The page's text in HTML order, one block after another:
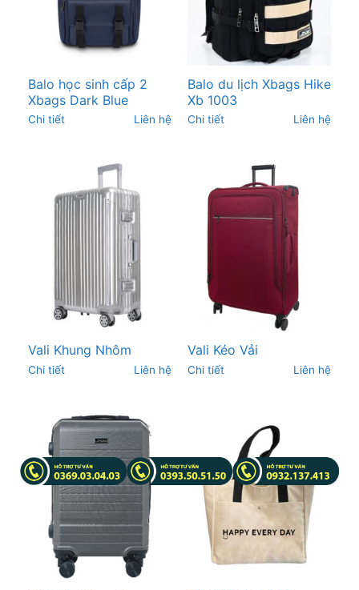
Balo học sinh cấp 2
Xbags Dark Blue
Chi tiết Liên hệ
Balo du lịch Xbags Hike
Xb 1003
Chi tiết Liên hệ
Vali Khung Nhôm
Chi tiết Liên hệ
Vali Kéo Vải
Chi tiết Liên hệ